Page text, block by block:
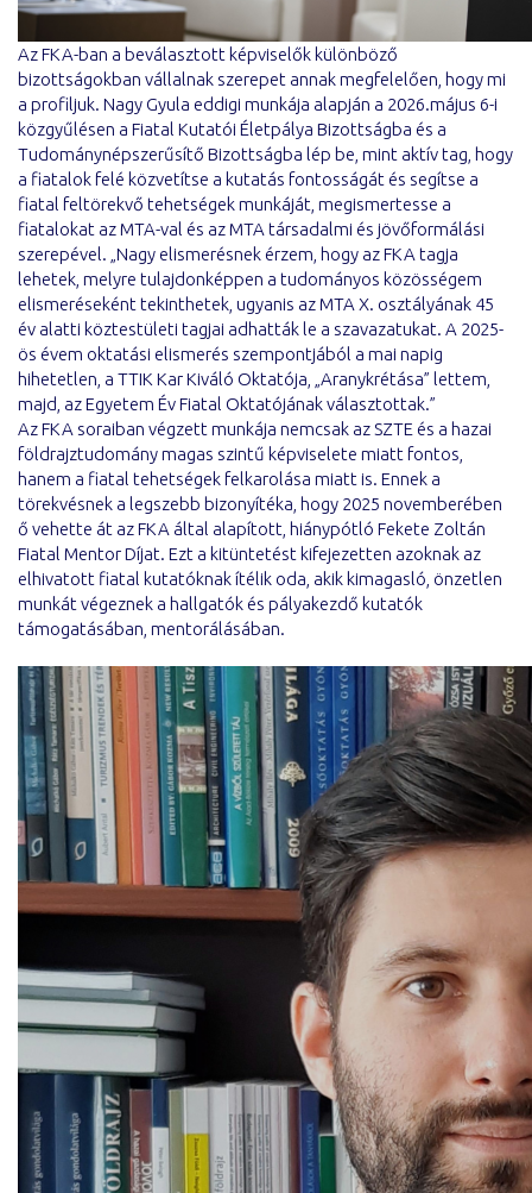
Az FKA-ban a beválasztott képviselők különböző
bizottságokban vállalnak szerepet annak megfelelően, hogy mi
a profiljuk. Nagy Gyula eddigi munkája alapján a 2026.május 6-i
közgyűlésen a Fiatal Kutatói Életpálya Bizottságba és a
Tudománynépszerűsítő Bizottságba lép be, mint aktív tag, hogy
a fiatalok felé közvetítse a kutatás fontosságát és segítse a
fiatal feltörekvő tehetségek munkáját, megismertesse a
fiatalokat az MTA-val és az MTA társadalmi és jövőformálási
szerepével. „Nagy elismerésnek érzem, hogy az FKA tagja
lehetek, melyre tulajdonképpen a tudományos közösségem
elismeréseként tekinthetek, ugyanis az MTA X. osztályának 45
év alatti köztestületi tagjai adhatták le a szavazatukat. A 2025-
ös évem oktatási elismerés szempontjából a mai napig
hihetetlen, a TTIK Kar Kiváló Oktatója, „Aranykrétása” lettem,
majd, az Egyetem Év Fiatal Oktatójának választottak.”
Az FKA soraiban végzett munkája nemcsak az SZTE és a hazai
földrajztudomány magas szintű képviselete miatt fontos,
hanem a fiatal tehetségek felkarolása miatt is. Ennek a
törekvésnek a legszebb bizonyítéka, hogy 2025 novemberében
ő vehette át az FKA által alapított, hiánypótló Fekete Zoltán
Fiatal Mentor Díjat. Ezt a kitüntetést kifejezetten azoknak az
elhivatott fiatal kutatóknak ítélik oda, akik kimagasló, önzetlen
munkát végeznek a hallgatók és pályakezdő kutatók
támogatásában, mentorálásában.